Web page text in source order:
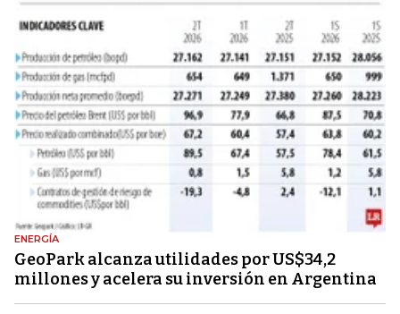
ENERGÍA
GeoPark alcanza utilidades por US$34,2
millones y acelera su inversión en Argentina